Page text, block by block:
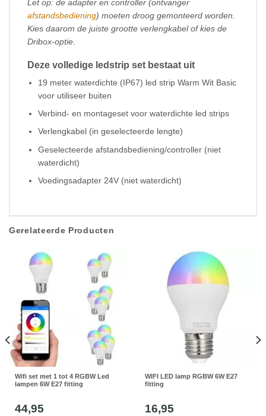
Let op: de adapter en controller (ontvanger
afstandsbediening) moeten droog gemonteerd worden.
Kies daarom de juiste grootte verlengkabel of kies de
Dribox-optie.
Deze volledige ledstrip set bestaat uit
19 meter waterdichte (IP67) led strip Warm Wit Basic
voor utiliseer buiten
Verbind- en montageset voor waterdichte led strips
Verlengkabel (in geselecteerde lengte)
Geselecteerde afstandsbediening/controller (niet
waterdicht)
Voedingsadapter 24V (niet waterdicht)
Gerelateerde Producten
Wifi set met 1 tot 4 RGBW Led
lampen 6W E27 fitting
44,95
WIFI LED lamp RGBW 6W E27
fitting
16,95